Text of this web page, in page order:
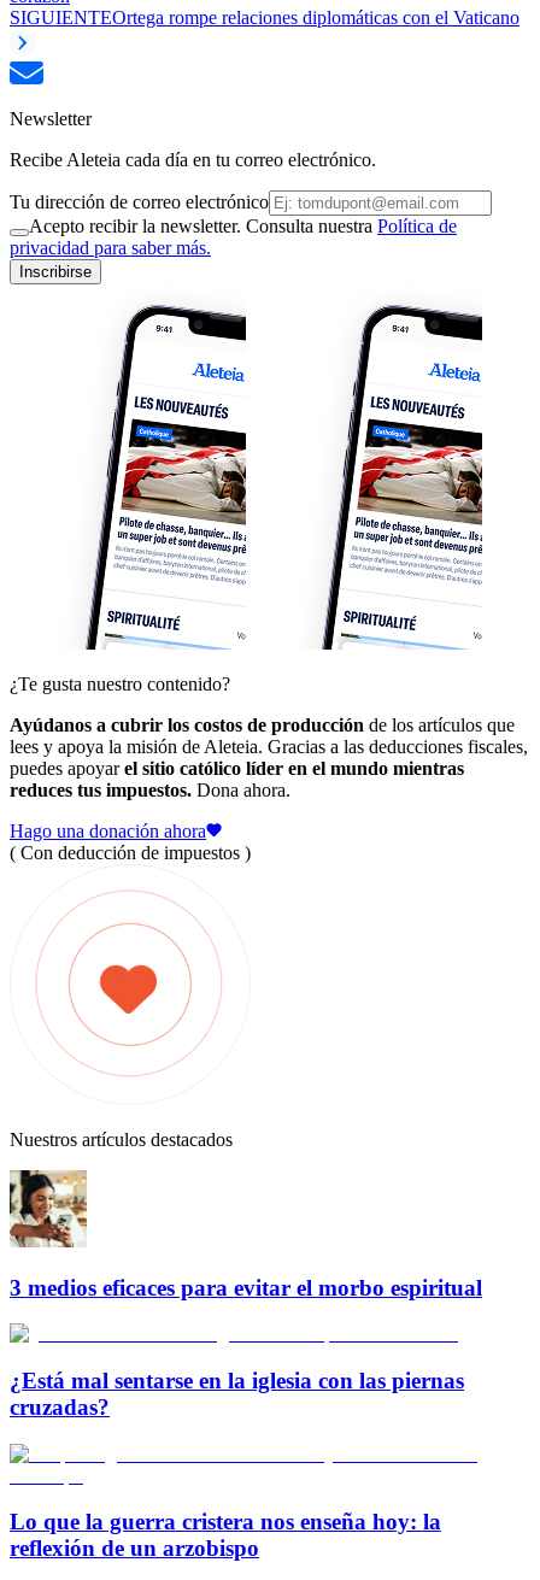
SIGUIENTEOrtega rompe relaciones diplomáticas con el Vaticano
Newsletter
Recibe Aleteia cada día en tu correo electrónico.
Tu dirección de correo electrónico
Acepto recibir la newsletter. Consulta nuestra Política de
privacidad para saber más.
Inscribirse
¿Te gusta nuestro contenido?
Ayúdanos a cubrir los costos de producción de los artículos que
lees y apoya la misión de Aleteia. Gracias a las deducciones fiscales,
puedes apoyarel sitio católico líder en el mundo mientras
reduces tus impuestos. Dona ahora.
Hago una donación ahora
( Con deducción de impuestos )
Nuestros artículos destacados
3 medios eficaces para evitar el morbo espiritual
¿Está mal sentarse en la iglesia con las piernas
cruzadas?
Lo que la guerra cristera nos enseña hoy: la
reflexión de un arzobispo